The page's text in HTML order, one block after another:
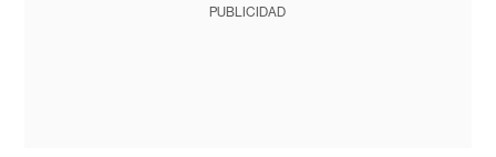
PUBLICIDAD